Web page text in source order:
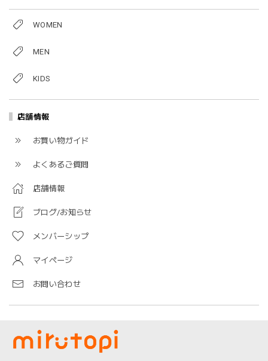
WOMEN
MEN
KIDS
店舗情報
お買い物ガイド
よくあるご質問
店舗情報
ブログ/お知らせ
メンバーシップ
マイページ
お問い合わせ